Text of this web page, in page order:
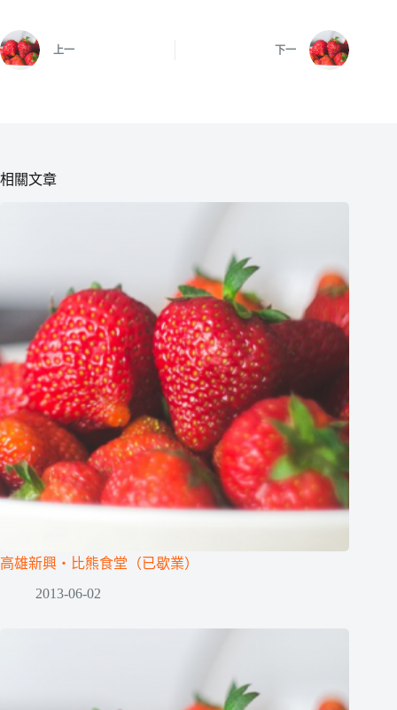
上一 下一
相關文章
高雄新興‧比熊食堂（已歇業）
2013-06-02